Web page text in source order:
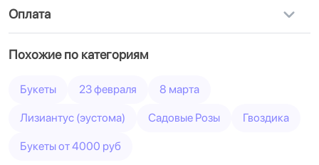
Оплата
Похожие по категориям
Букеты 23 февраля 8 марта
Лизиантус (эустома) Садовые Розы Гвоздика
Букеты от 4000 руб